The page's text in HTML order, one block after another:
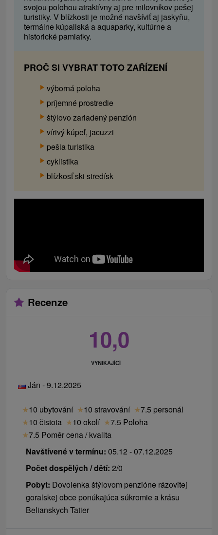
svojou polohou atraktívny aj pre milovníkov pešej
turistiky. V blízkosti je možné navšíviť aj jaskyňu,
termálne kúpaliská a aquaparky, kultúrne a
historické pamiatky.
PROČ SI VYBRAT TOTO ZAŘÍZENÍ
výborná poloha
príjemné prostredie
štýlovo zariadený penzión
vírivý kúpeľ, jacuzzi
pešia turistika
cyklistika
blízkosť ski stredísk
Recenze
10,0
VYNIKAJÍCÍ
Ján - 9.12.2025
★10 ubytování ★10 stravování ★7.5 personál
★10 čistota ★10 okolí ★7.5 Poloha
★7.5 Poměr cena / kvalita
Navštívené v termínu: 05.12 - 07.12.2025
Počet dospělých / dětí: 2/0
Pobyt: Dovolenka štýlovom penzióne rázovitej
goralskej obce ponúkajúca súkromie a krásu
Belianskych Tatier